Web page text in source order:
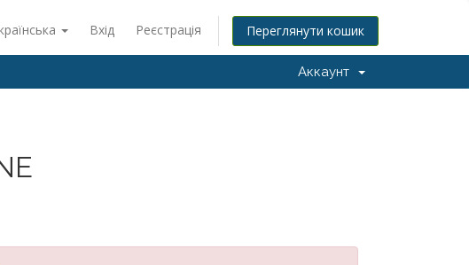
Вхід Реєстрація Переглянути кошик
Аккаунт